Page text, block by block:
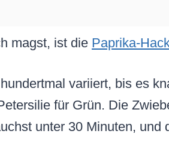
magst, ist die Paprika-
variiert, bis es
für Grün. Die
unter 30 Minuten, und